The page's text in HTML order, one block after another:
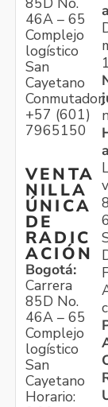
46A – 65
Complejo
logístico
San
Cayetano
Conmutador:
+57 (601)
7965150
VENTA
NILLA
ÚNICA
DE
RADIC
ACIÓN
Bogotá:
Carrera
85D No.
46A – 65
Complejo
logístico
San
Cayetano
Horario: